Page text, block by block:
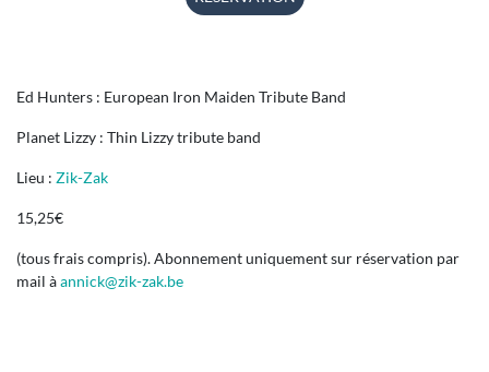
Ed Hunters : European Iron Maiden Tribute Band
Planet Lizzy : Thin Lizzy tribute band
Lieu : Zik-Zak
15,25€
(tous frais compris). Abonnement uniquement sur réservation par
mail àannick@zik-zak.be